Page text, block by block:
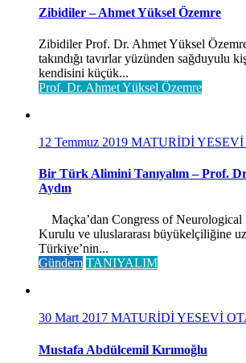
Zibidiler – Ahmet Yüksel Özemre
Zibidiler Prof. Dr. Ahmet Yüksel
takındığı tavırlar yüzünden sağduyulu
kendisini küçük...
Prof. Dr. Ahmet Yüksel Özemre
12 Temmuz 2019 MATURİDİ
Bir Türk Alimini Tanıyalım – Prof.
Aydın
Maçka’dan Congress of Neurological
Kurulu ve uluslararası büyükelçiliğine
Türkiye’nin...
Gündem TANIYALIM
30 Mart 2017 MATURİDİ YESEVİ
Mustafa Abdülcemil Kırımoğlu